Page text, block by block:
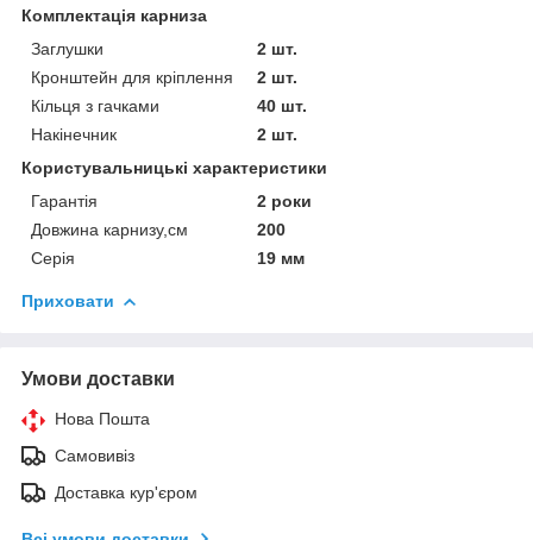
Комплектація карниза
Заглушки
2 шт.
Кронштейн для кріплення
2 шт.
Кільця з гачками
40 шт.
Накінечник
2 шт.
Користувальницькі характеристики
Гарантія
2 роки
Довжина карнизу,см
200
Серія
19 мм
Приховати
Умови доставки
Нова Пошта
Самовивіз
Доставка кур'єром